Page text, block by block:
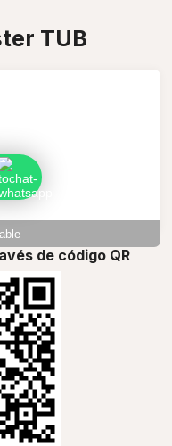
TUB
de código QR